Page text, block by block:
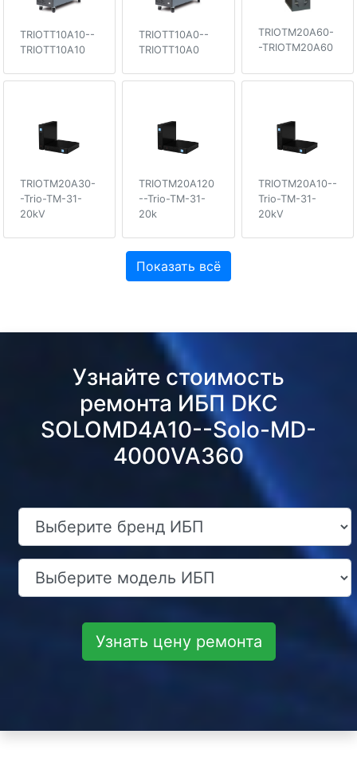
TRIOTT10A10--
TRIOTT10A10
TRIOTT10A0--
TRIOTT10A0
TRIOTM20A60-
-TRIOTM20A60
TRIOTM20A30-
-Trio-TM-31-
20kV
TRIOTM20A120
--Trio-TM-31-
20k
TRIOTM20A10--
Trio-TM-31-
20kV
Показать всё
Узнайте стоимость
ремонта ИБП DKC
SOLOMD4A10--Solo-MD-
4000VA360
Узнать цену ремонта